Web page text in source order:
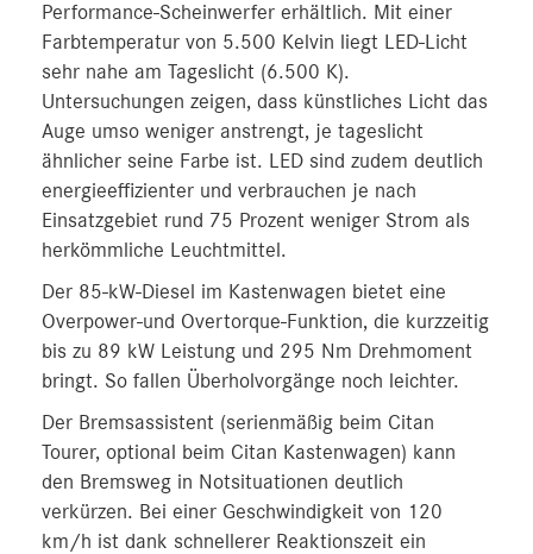
Performance-Scheinwerfer erhältlich. Mit einer
Farbtemperatur von 5.500 Kelvin liegt LED-Licht
sehr nahe am Tageslicht (6.500 K).
Untersuchungen zeigen, dass künstliches Licht das
Auge umso weniger anstrengt, je tageslicht
ähnlicher seine Farbe ist. LED sind zudem deutlich
energieeffizienter und verbrauchen je nach
Einsatzgebiet rund 75 Prozent weniger Strom als
herkömmliche Leuchtmittel.
Der 85-kW-Diesel im Kastenwagen bietet eine
Overpower-und Overtorque-Funktion, die kurzzeitig
bis zu 89 kW Leistung und 295 Nm Drehmoment
bringt. So fallen Überholvorgänge noch leichter.
Der Bremsassistent (serienmäßig beim Citan
Tourer, optional beim Citan Kastenwagen) kann
den Bremsweg in Notsituationen deutlich
verkürzen. Bei einer Geschwindigkeit von 120
km/h ist dank schnellerer Reaktionszeit ein